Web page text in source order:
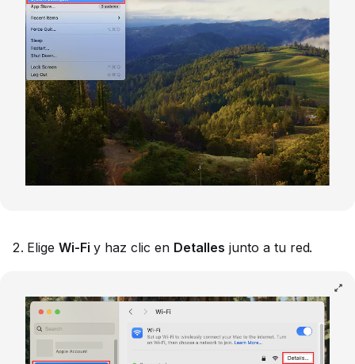
Elige Wi-Fi y haz clic en Detalles junto a tu red.